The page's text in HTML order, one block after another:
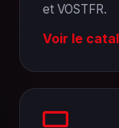
et VOSTFR.
Voir le